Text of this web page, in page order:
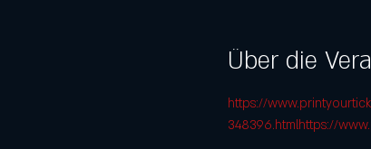
Über die
https://
348396.htmlhttps://